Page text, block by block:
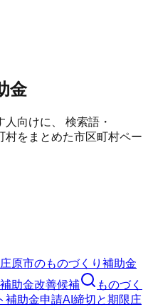
金
人向けに、 検索語・
村をまとめた市区町村ペー
庄原市のものづくり補助金
助金改善候補
ものづく
補助金申請AI 締切と期限庄